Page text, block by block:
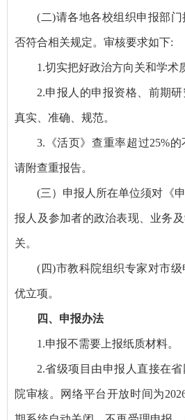
(二)请各地各校组织申报部
否符合相关规定。审核要求如下:
1.切实把好政治方向关和学术
2.申报人的申报资格、前期
真实、准确、规范。
3.《活页》查重率超过25%
请附查重报告。
(三）申报人所在单位须对《
报人及参加者的政治表现、业务
关。
(四)市教科院组织专家对市
优立项。
四、申报办法
1.申报不需要上报纸质材料。
2.省级项目由申报人直接在
院审核。网络平台开放时间为